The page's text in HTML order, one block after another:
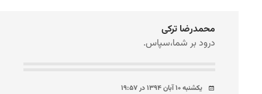
محمدرضا ترکی
درود بر شما،سپاس.
یکشنبه ۱۰ آبان ۱۳۹۴ در ۱۹:۵۷